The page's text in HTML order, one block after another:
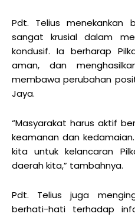
Pdt. Telius menekankan
sangat krusial dalam
kondusif. Ia berharap
aman, dan
membawa perubahan
Jaya.
“Masyarakat harus aktif
keamanan dan
kita untuk kelancaran
daerah kita,” tambahnya.
Pdt. Telius juga
berhati-hati terhadap